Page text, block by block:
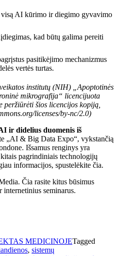
AI kūrimo ir diegimo gyvavimo
kad būtų galima pereiti
pasitikėjimo mechanizmus
vertės turtas.
institutų (NIH) „Apoptotinės
mikrografija“ licencijuota
šios licencijos kopiją,
licenses/by-nc/2.0)
ir didelius duomenis iš
„AI & Big Data Expo“, vykstančią
Išsamus renginys yra
pagrindiniais technologijų
informacijos, spustelėkite čia.
Čia rasite kitus būsimus
seminarus.
MEDICINOJETagged
, sistemų